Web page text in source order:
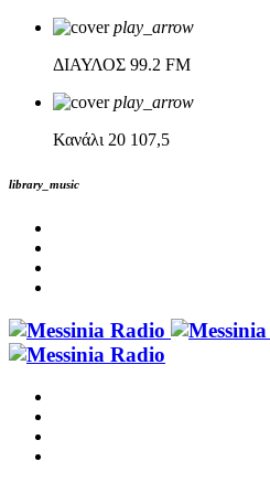
play_arrow
ΔΙΑΥΛΟΣ 99.2 FM
play_arrow
Κανάλι 20 107,5
library_music